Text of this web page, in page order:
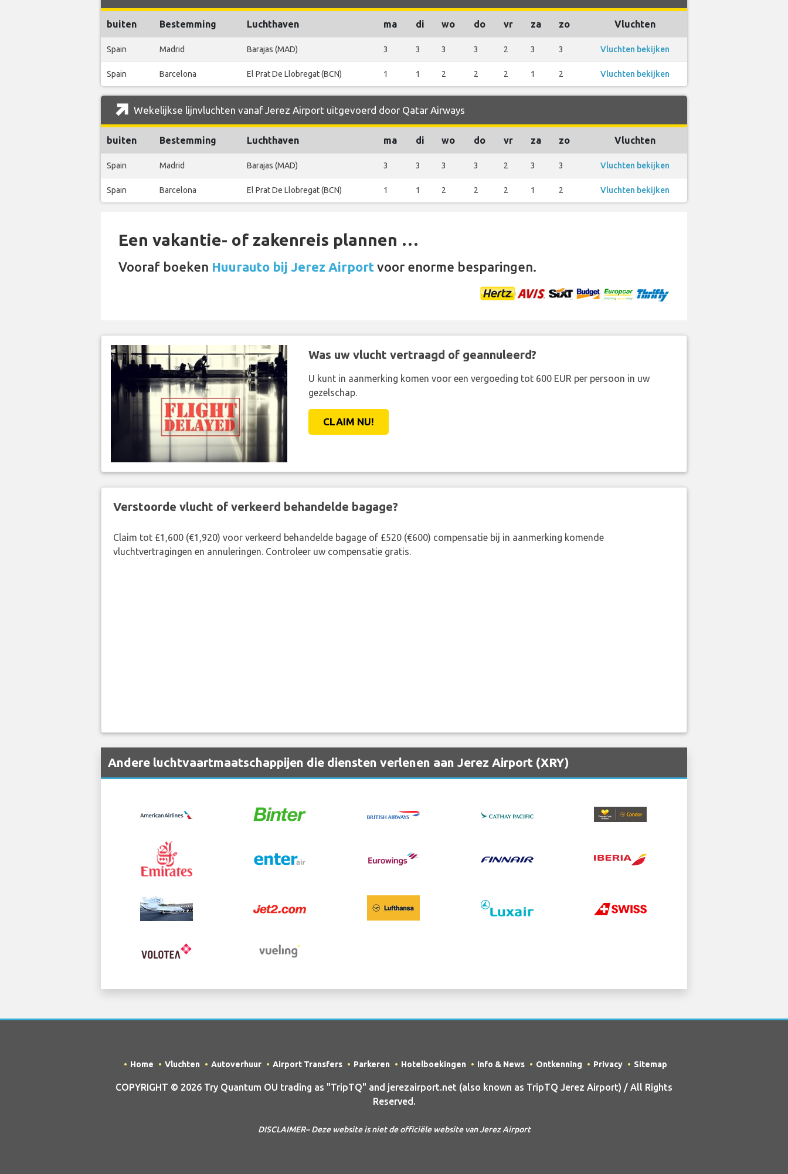
buiten Bestemming Luchthaven ma di wo do vr za zo Vluchten
Spain Madrid Barajas (MAD) 3 3 3 3 2 3 3 Vluchten bekijken
Spain Barcelona El Prat De Llobregat (BCN) 1 1 2 2 2 1 2 Vluchten bekijken
Wekelijkse lijnvluchten vanaf Jerez Airport uitgevoerd door Qatar Airways
buiten Bestemming Luchthaven ma di wo do vr za zo Vluchten
Spain Madrid Barajas (MAD) 3 3 3 3 2 3 3 Vluchten bekijken
Spain Barcelona El Prat De Llobregat (BCN) 1 1 2 2 2 1 2 Vluchten bekijken
Een vakantie- of zakenreis plannen …
Vooraf boeken Huurauto bij Jerez Airport voor enorme besparingen.
Was uw vlucht vertraagd of geannuleerd?
U kunt in aanmerking komen voor een vergoeding tot 600 EUR per persoon in uw
gezelschap.
CLAIM NU!
Verstoorde vlucht of verkeerd behandelde bagage?
Claim tot £1,600 (€1,920) voor verkeerd behandelde bagage of £520 (€600) compensatie bij in aanmerking komende
vluchtvertragingen en annuleringen. Controleer uw compensatie gratis.
Andere luchtvaartmaatschappijen die diensten verlenen aan Jerez Airport (XRY)
Home Vluchten Autoverhuur Airport Transfers Parkeren Hotelboekingen Info & News Ontkenning Privacy Sitemap
COPYRIGHT © 2026 Try Quantum OU trading as "TripTQ" and jerezairport.net (also known as TripTQ Jerez Airport) / All Rights
Reserved.
DISCLAIMER– Deze website is niet de officiële website van Jerez Airport